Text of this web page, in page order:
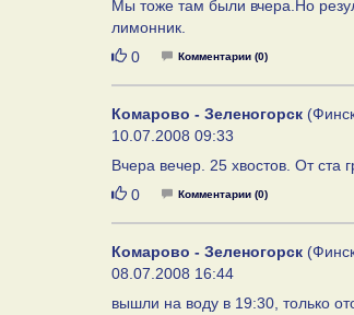
Мы тоже там были вчера.Но
лимонник.
Нравится
0 Комментарии (0)
Комарово - Зеленогорск
10.07.2008 09:33
Вчера вечер. 25 хвостов. От ста
Нравится
0 Комментарии (0)
Комарово - Зеленогорск
08.07.2008 16:44
вышли на воду в 19:30, только